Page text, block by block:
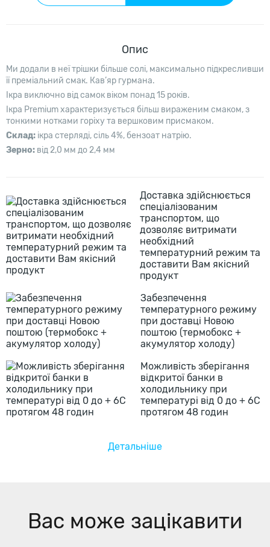
Опис
Ми додали в неї трішки більше солі, максимально підкресливши
її преміальний смак. Кав’яр гурмана.
Ікра виключно від самок віком понад 15 років.
Ікра Premium характеризується більш вираженим смаком, з
тонкими нотками горіху та вершковим присмаком.
Склад: ікра стерляді, сіль 4%, бензоат натрію.
Зерно: від 2,0 мм до 2,4 мм
Доставка здійснюється
спеціалізованим
транспортом, що
дозволяє витримати
необхідний
температурний режим та
доставити Вам якісний
продукт
Забезпечення
температурного режиму
при доставці Новою
поштою (термобокс +
акумулятор холоду)
Можливість зберігання
відкритої банки в
холодильнику при
температурі від 0 до + 6С
протягом 48 годин
Детальніше
Вас може зацікавити